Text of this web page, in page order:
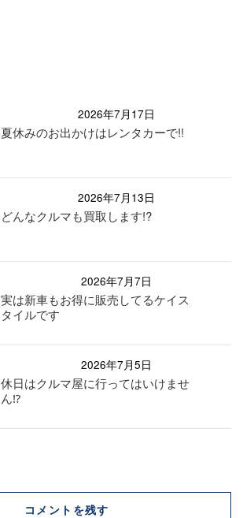
2026年7月17日
夏休みのお出かけはレンタカーで!!
2026年7月13日
どんなクルマも買取します!?
2026年7月7日
実は新車もお得に販売してるケイス
タイルです
2026年7月5日
休日はクルマ屋に行ってはいけませ
ん⁉︎
コメントを残す